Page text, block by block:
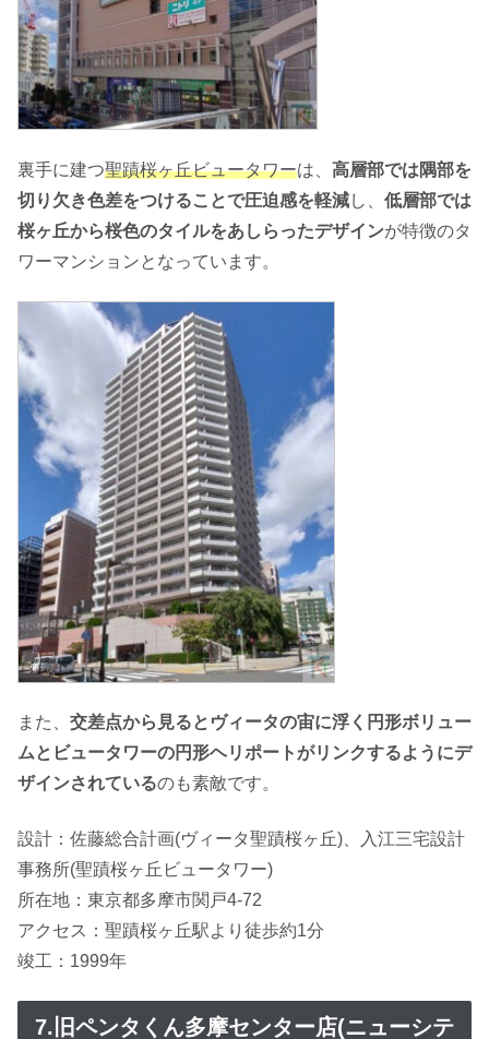
裏手に建つ聖蹟桜ヶ丘ビュータワーは、 高層部では隅部を
切り欠き色差をつけることで圧迫感を軽減し、 低層部では
桜ヶ丘から桜色のタイルをあしらったデザインが特徴のタ
ワーマンションとなっています。
また、 交差点から見るとヴィータの宙に浮く円形ボリュー
ムとビュータワーの円形ヘリポートがリンクするようにデ
ザインされているのも素敵です。
設計：佐藤総合計画(ヴィータ聖蹟桜ヶ丘)、入江三宅設計
事務所(聖蹟桜ヶ丘ビュータワー)
所在地：東京都多摩市関戸4-72
アクセス：聖蹟桜ヶ丘駅より徒歩約1分
竣工：1999年
7.旧ペンタくん多摩センター店(ニューシテ